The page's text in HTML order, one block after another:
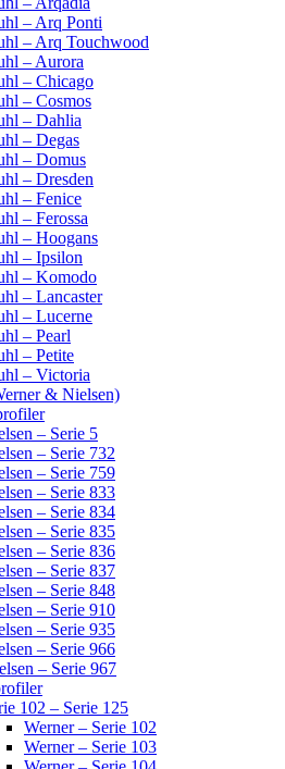
– Arq Ponti
– Arq Touchwood
– Aurora
– Chicago
– Cosmos
– Dahlia
– Degas
– Domus
– Dresden
– Fenice
– Ferossa
– Hoogans
– Ipsilon
– Komodo
– Lancaster
– Lucerne
– Pearl
– Petite
– Victoria
& Nielsen)
– Serie 5
– Serie 732
– Serie 759
– Serie 833
– Serie 834
– Serie 835
– Serie 836
– Serie 837
– Serie 848
– Serie 910
– Serie 935
– Serie 966
– Serie 967
102 – Serie 125
Werner – Serie 102
Werner – Serie 103